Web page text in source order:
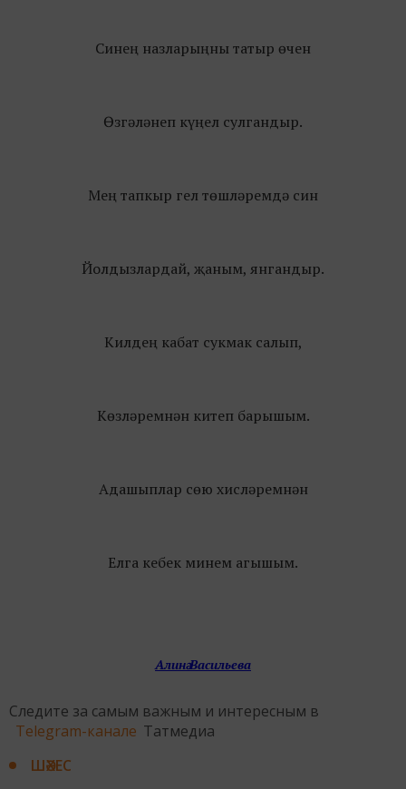
Синең назларыңны татыр өчен
Өзгәләнеп күңел сулгандыр.
Мең тапкыр гел төшләремдә син
Йолдызлардай, җаным, янгандыр.
Килдең кабат сукмак салып,
Көзләремнән китеп барышым.
Адашыплар сөю хисләремнән
Елга кебек минем агышым.
Алинә Васильева
Следите за самым важным и интересным в
Telegram-канале Татмедиа
ШӘХЕС